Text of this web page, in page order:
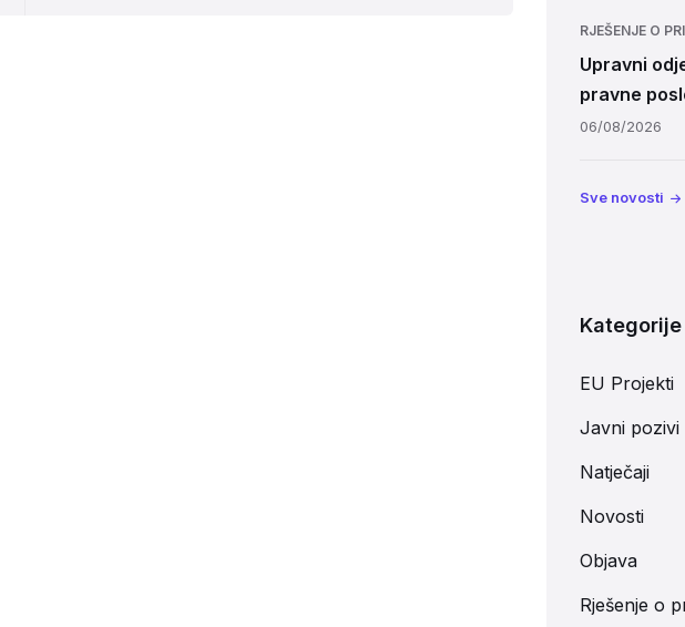
RJEŠENJE O
Upravni
pravne
06/08/2026
Sve novosti
Kategorije
EU Projekti
Javni pozivi
Natječaji
Novosti
Objava
Rješenje o